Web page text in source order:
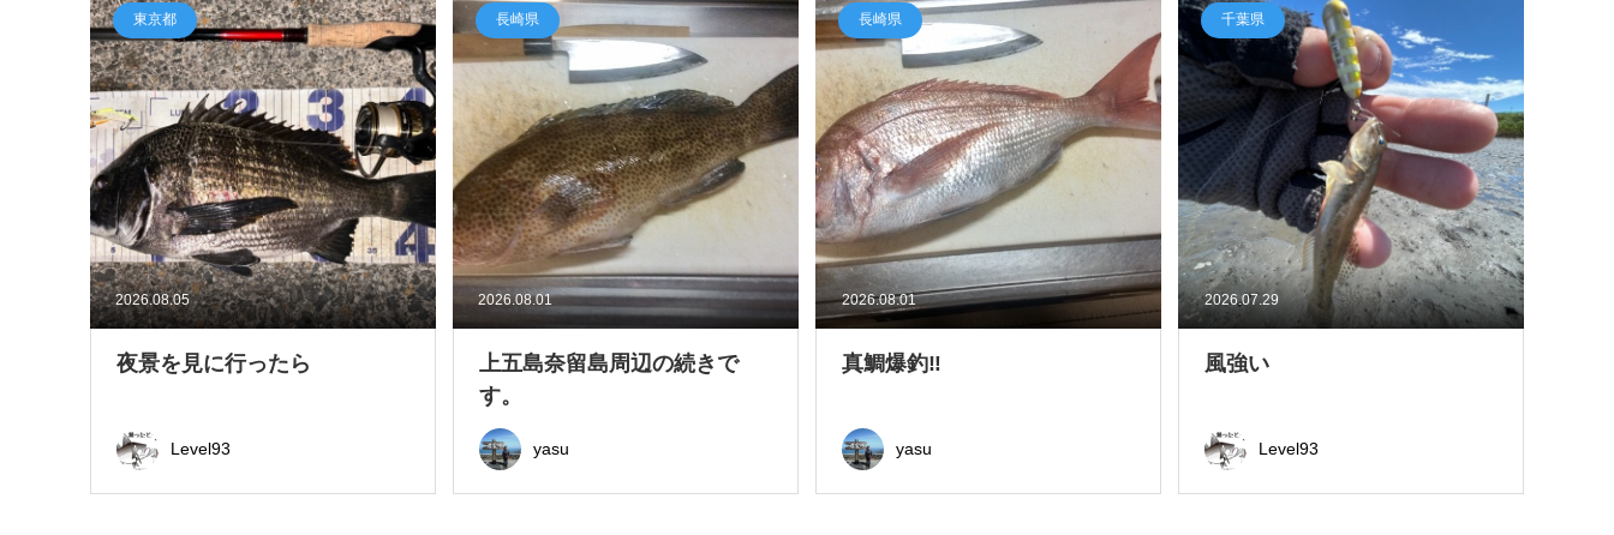
2026.08.05
東京都
夜景を見に行ったら
Level93
2026.08.01
長崎県
上五島奈留島周辺の続きで
す。
yasu
2026.08.01
長崎県
真鯛爆釣‼
yasu
2026.07.29
千葉県
風強い
Level93